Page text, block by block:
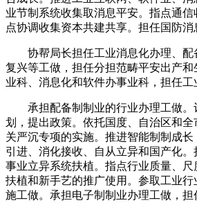
业节制系统收集取消息平安。指点通
点协调收集资本共建共享。担任国防消
协帮局长担任工业消息化办理、配
复兴等工做，担任分担范畴平安出产
业科、消息化和软件办事业科，担任工
承担配备制制业的行业办理工做。
划，提出政策。依托国度、自治区和
关严沉专项的实施。推进智能制制成
引进、消化接收、自从立异和国产化
事业立异系统扶植。指点行业质量、
扶植和新手艺的推广使用。参取工业
施工做。承担电子制制业办理工做，担